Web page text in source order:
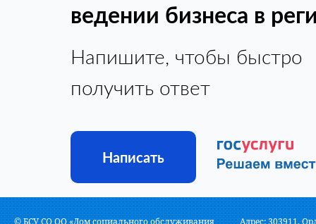
ведении бизнеса в
Напишите, чтобы быстро
получить ответ
Написать